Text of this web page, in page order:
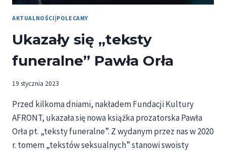
AKTUALNOŚCI |POLECAMY
Ukazały się „teksty
funeralne” Pawła Orła
19 stycznia 2023
Przed kilkoma dniami, nakładem Fundacji Kultury
AFRONT, ukazała się nowa książka prozatorska Pawła
Orła pt. „teksty funeralne”. Z wydanym przez nas w 2020
r. tomem „tekstów seksualnych” stanowi swoisty